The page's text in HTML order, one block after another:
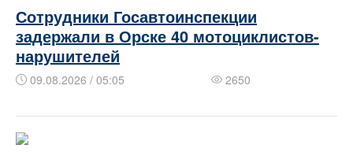
Сотрудники Госавтоинспекции
задержали в Орске 40 мотоциклистов-
нарушителей
09.08.2026 / 05:05 2650